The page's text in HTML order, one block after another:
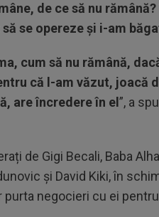
de ce să nu
se opereze și i-am
cum să nu rămână,
că l-am văzut, joacă
are încredere în el ”, a
de Gigi Becali, Baba
și David Kiki, în
purta negocieri cu ei